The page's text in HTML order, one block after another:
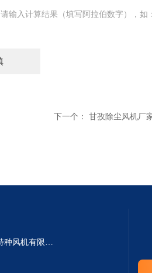
请输入计算结果（填写阿拉伯数字），如
下一个： 甘孜除尘风机厂
DHF-TH-800C上海德惠特种风机有限公司